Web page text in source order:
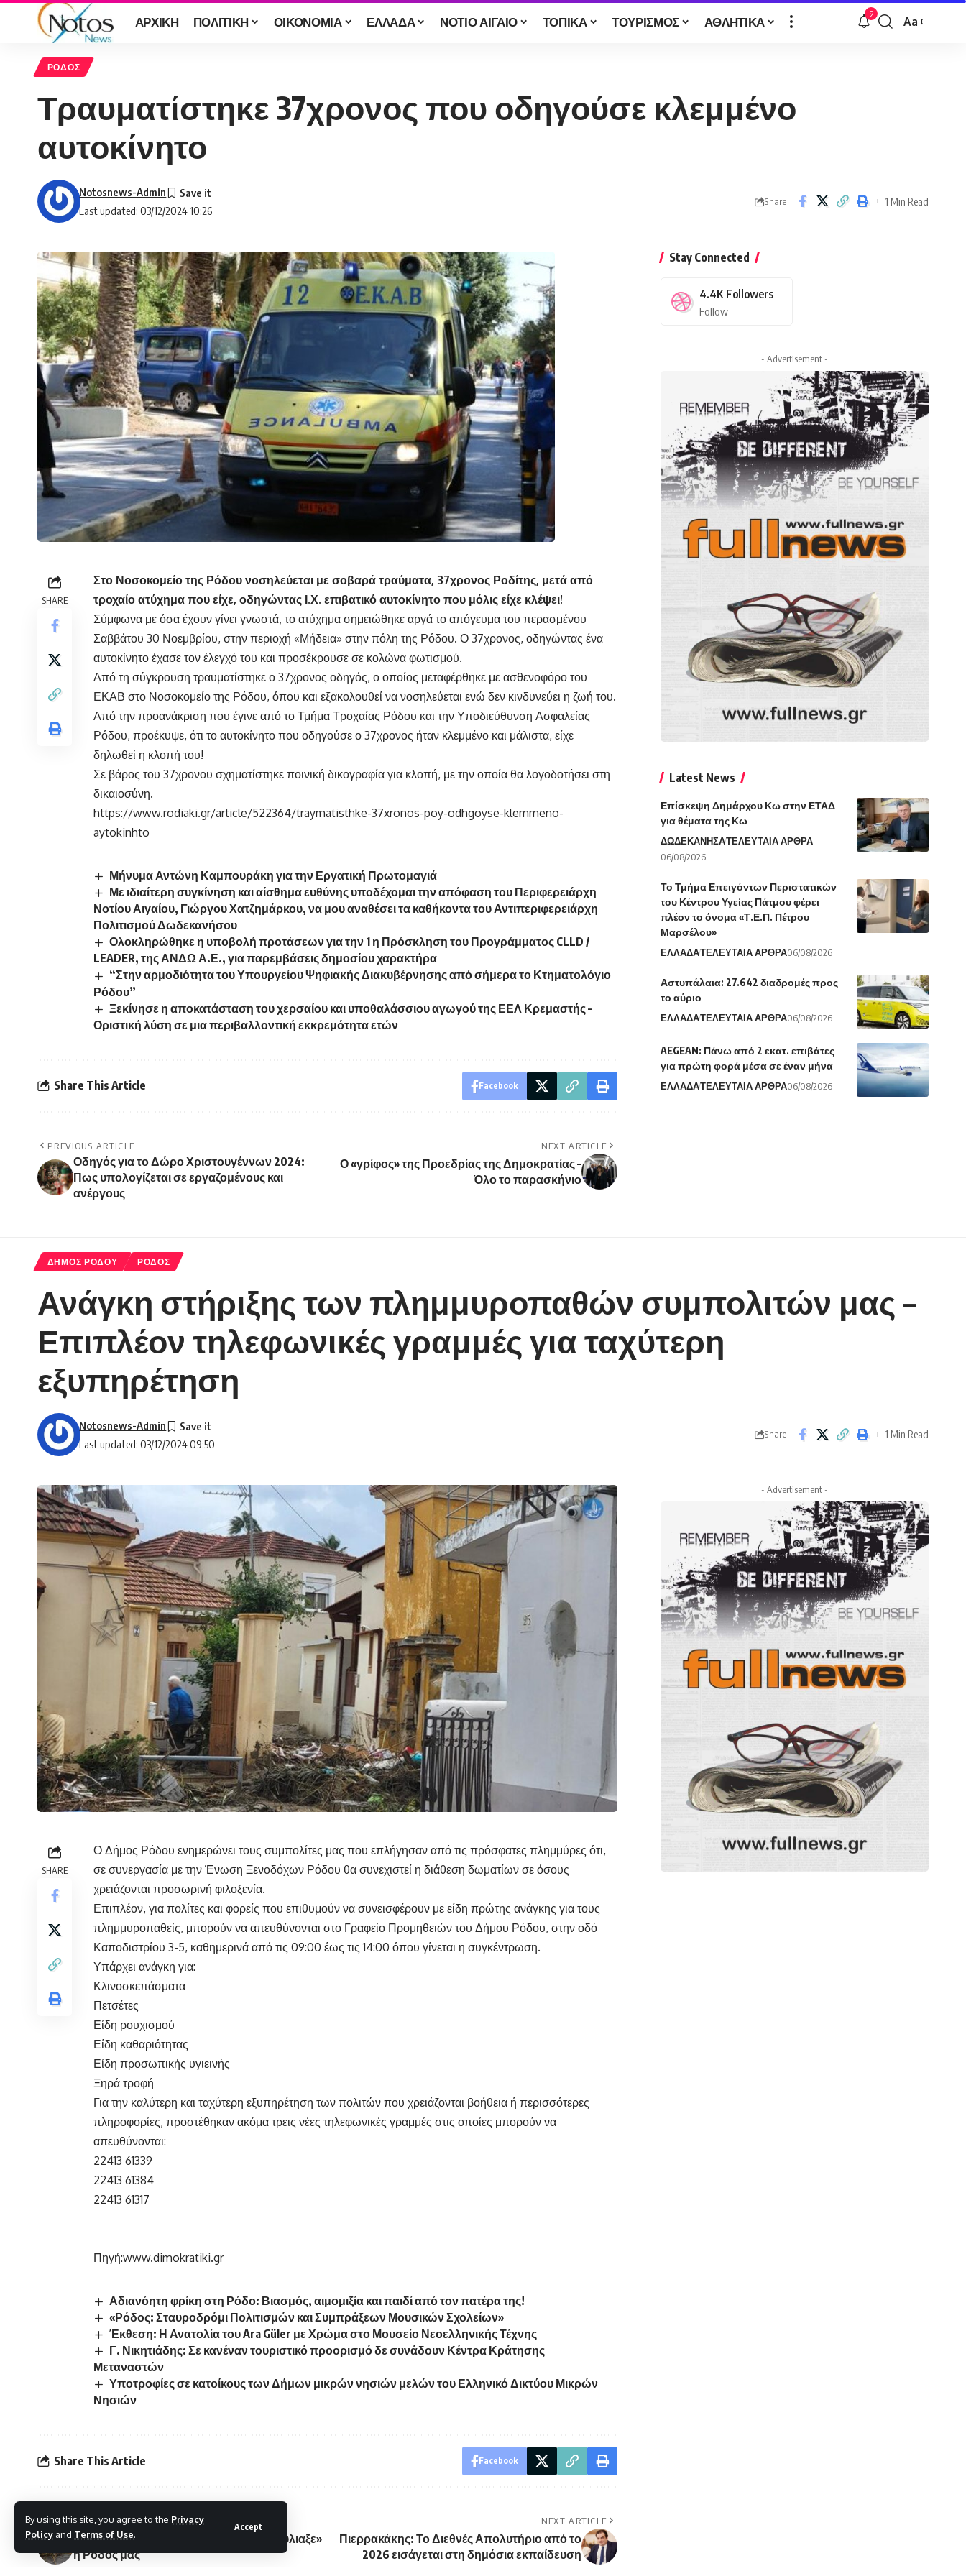
By using this site, you agree to the Privacy
Policy and Terms of Use.
Accept
ΑΡΧΙΚΗ ΠΟΛΙΤΙΚΗ ΟΙΚΟΝΟΜΙΑ ΕΛΛΑΔΑ ΝΟΤΙΟ ΑΙΓΑΙΟ ΤΟΠΙΚΑ ΤΟΥΡΙΣΜΟΣ ΑΘΛΗΤΙΚΑ 9
Font
Aa
ΡΟΔΟΣ
Τραυματίστηκε 37χρονος που οδηγούσε κλεμμένο
αυτοκίνητο
Last updated: 03/12/2024 10:26
Notosnews-Admin
Share 1 Min Read
SHARE
Στο Νοσοκομείο της Ρόδου νοσηλεύεται με σοβαρά τραύματα, 37χρονος Ροδίτης, μετά από
τροχαίο ατύχημα που είχε, οδηγώντας Ι.Χ. επιβατικό αυτοκίνητο που μόλις είχε κλέψει!
Σύμφωνα με όσα έχουν γίνει γνωστά, το ατύχημα σημειώθηκε αργά το απόγευμα του περασμένου
Σαββάτου 30 Νοεμβρίου, στην περιοχή «Μήδεια» στην πόλη της Ρόδου. Ο 37χρονος, οδηγώντας ένα
αυτοκίνητο έχασε τον έλεγχό του και προσέκρουσε σε κολώνα φωτισμού.
Από τη σύγκρουση τραυματίστηκε ο 37χρονος οδηγός, ο οποίος μεταφέρθηκε με ασθενοφόρο του
ΕΚΑΒ στο Νοσοκομείο της Ρόδου, όπου και εξακολουθεί να νοσηλεύεται ενώ δεν κινδυνεύει η ζωή του.
Από την προανάκριση που έγινε από το Τμήμα Τροχαίας Ρόδου και την Υποδιεύθυνση Ασφαλείας
Ρόδου, προέκυψε, ότι το αυτοκίνητο που οδηγούσε ο 37χρονος ήταν κλεμμένο και μάλιστα, είχε
δηλωθεί η κλοπή του!
Σε βάρος του 37χρονου σχηματίστηκε ποινική δικογραφία για κλοπή, με την οποία θα λογοδοτήσει στη
δικαιοσύνη.
https://www.rodiaki.gr/article/522364/traymatisthke-37xronos-poy-odhgoyse-klemmeno-
aytokinhto
Μήνυμα Αντώνη Καμπουράκη για την Εργατική Πρωτομαγιά
Με ιδιαίτερη συγκίνηση και αίσθημα ευθύνης υποδέχομαι την απόφαση του Περιφερειάρχη
Νοτίου Αιγαίου, Γιώργου Χατζημάρκου, να μου αναθέσει τα καθήκοντα του Αντιπεριφερειάρχη
Πολιτισμού Δωδεκανήσου
Ολοκληρώθηκε η υποβολή προτάσεων για την 1 η Πρόσκληση του Προγράμματος CLLD /
LEADER, της ΑΝΔΩ Α.Ε., για παρεμβάσεις δημοσίου χαρακτήρα
“Στην αρμοδιότητα του Υπουργείου Ψηφιακής Διακυβέρνησης από σήμερα το Κτηματολόγιο
Ρόδου”
Ξεκίνησε η αποκατάσταση του χερσαίου και υποθαλάσσιου αγωγού της ΕΕΛ Κρεμαστής –
Οριστική λύση σε μια περιβαλλοντική εκκρεμότητα ετών
Share This Article Facebook
PREVIOUS ARTICLE
Οδηγός για το Δώρο Χριστουγέννων 2024:
Πως υπολογίζεται σε εργαζομένους και
ανέργους
NEXT ARTICLE
Ο «γρίφος» της Προεδρίας της Δημοκρατίας –
Όλο το παρασκήνιο
Stay Connected
4.4K Followers
Follow
- Advertisement -
Latest News
Επίσκεψη Δημάρχου Κω στην ΕΤΑΔ
για θέματα της Κω
ΔΩΔΕΚΑΝΗΣΑΤΕΛΕΥΤΑΙΑ ΑΡΘΡΑ
06/08/2026
Το Τμήμα Επειγόντων Περιστατικών
του Κέντρου Υγείας Πάτμου φέρει
πλέον το όνομα «Τ.Ε.Π. Πέτρου
Μαρσέλου»
ΕΛΛΑΔΑΤΕΛΕΥΤΑΙΑ ΑΡΘΡΑ06/08/2026
Αστυπάλαια: 27.642 διαδρομές προς
το αύριο
ΕΛΛΑΔΑΤΕΛΕΥΤΑΙΑ ΑΡΘΡΑ06/08/2026
AEGEAN: Πάνω από 2 εκατ. επιβάτες
για πρώτη φορά μέσα σε έναν μήνα
ΕΛΛΑΔΑΤΕΛΕΥΤΑΙΑ ΑΡΘΡΑ06/08/2026
ΔΗΜΟΣ ΡΟΔΟΥ ΡΟΔΟΣ
Ανάγκη στήριξης των πλημμυροπαθών συμπολιτών μας –
Επιπλέον τηλεφωνικές γραμμές για ταχύτερη
εξυπηρέτηση
Last updated: 03/12/2024 09:50
Notosnews-Admin
Share 1 Min Read
SHARE
Ο Δήμος Ρόδου ενημερώνει τους συμπολίτες μας που επλήγησαν από τις πρόσφατες πλημμύρες ότι,
σε συνεργασία με την Ένωση Ξενοδόχων Ρόδου θα συνεχιστεί η διάθεση δωματίων σε όσους
χρειάζονται προσωρινή φιλοξενία.
Επιπλέον, για πολίτες και φορείς που επιθυμούν να συνεισφέρουν με είδη πρώτης ανάγκης για τους
πλημμυροπαθείς, μπορούν να απευθύνονται στο Γραφείο Προμηθειών του Δήμου Ρόδου, στην οδό
Καποδιστρίου 3-5, καθημερινά από τις 09:00 έως τις 14:00 όπου γίνεται η συγκέντρωση.
Υπάρχει ανάγκη για:
Κλινοσκεπάσματα
Πετσέτες
Είδη ρουχισμού
Είδη καθαριότητας
Είδη προσωπικής υγιεινής
Ξηρά τροφή
Για την καλύτερη και ταχύτερη εξυπηρέτηση των πολιτών που χρειάζονται βοήθεια ή περισσότερες
πληροφορίες, προστέθηκαν ακόμα τρεις νέες τηλεφωνικές γραμμές στις οποίες μπορούν να
απευθύνονται:
22413 61339
22413 61384
22413 61317
Πηγή:www.dimokratiki.gr
Αδιανόητη φρίκη στη Ρόδο: Βιασμός, αιμομιξία και παιδί από τον πατέρα της!
«Ρόδος: Σταυροδρόμι Πολιτισμών και Συμπράξεων Μουσικών Σχολείων»
Έκθεση: Η Ανατολία του Ara Güler με Χρώμα στο Μουσείο Νεοελληνικής Τέχνης
Γ. Νικητιάδης: Σε κανέναν τουριστικό προορισμό δε συνάδουν Κέντρα Κράτησης
Μεταναστών
Υποτροφίες σε κατοίκους των Δήμων μικρών νησιών μελών του Ελληνικό Δικτύου Μικρών
Νησιών
Share This Article Facebook
PREVIOUS ARTICLE
Στη λάσπη, τα νερά και την αγωνία «βούλιαξε»
η Ρόδος μας
NEXT ARTICLE
Πιερρακάκης: Το Διεθνές Απολυτήριο από το
2026 εισάγεται στη δημόσια εκπαίδευση
- Advertisement -